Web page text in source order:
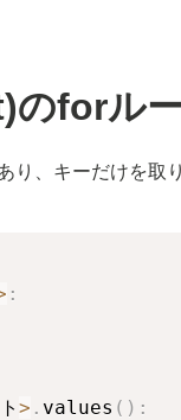
のforル
り、キーだけを取
:
> . values ( ) :